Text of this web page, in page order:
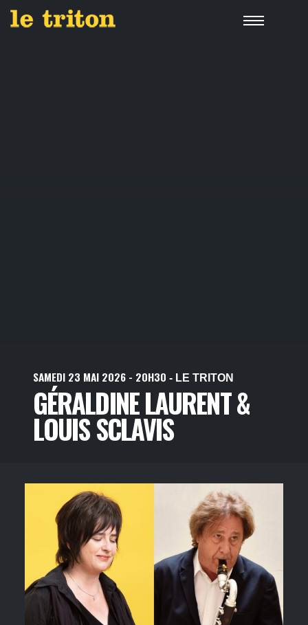
SAMEDI 23 MAI 2026 - 20H30 - LE TRITON
GÉRALDINE LAURENT &
LOUIS SCLAVIS